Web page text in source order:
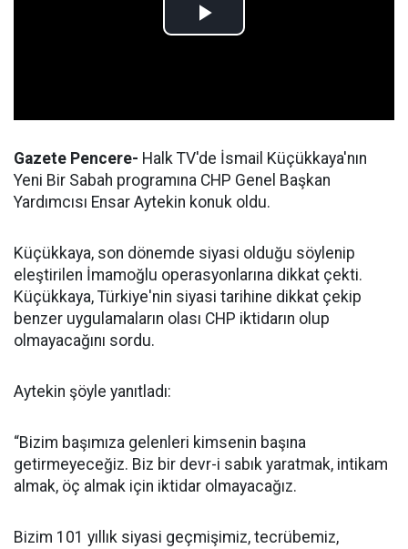
Gazete Pencere- Halk TV'de İsmail Küçükkaya'nın
Yeni Bir Sabah programına CHP Genel Başkan
Yardımcısı Ensar Aytekin konuk oldu.
Küçükkaya, son dönemde siyasi olduğu söylenip
eleştirilen İmamoğlu operasyonlarına dikkat çekti.
Küçükkaya, Türkiye'nin siyasi tarihine dikkat çekip
benzer uygulamaların olası CHP iktidarın olup
olmayacağını sordu.
Aytekin şöyle yanıtladı:
“Bizim başımıza gelenleri kimsenin başına
getirmeyeceğiz. Biz bir devr-i sabık yaratmak, intikam
almak, öç almak için iktidar olmayacağız.
Bizim 101 yıllık siyasi geçmişimiz, tecrübemiz,